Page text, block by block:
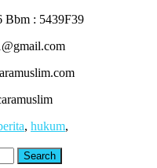
Bbm : 5439F39
, hukum,